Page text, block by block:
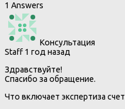
1 Answers
Консультация
Staff 1 год назад
Здравствуйте!
Спасибо за обращение.
Что включает экспертиза